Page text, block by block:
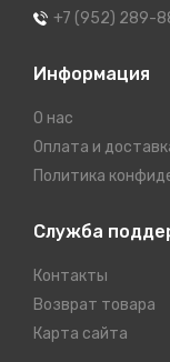
+7 (952) 289-
Информация
О нас
Оплата и
Политика
Служба
Контакты
Возврат товара
Карта сайта